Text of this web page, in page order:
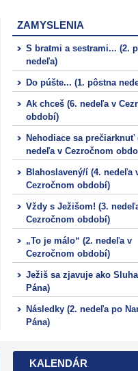
ZAMYSLENIA
S bratmi a sestrami... (2.
nedeľa)
Do púšte... (1. pôstna
Ak chceš (6. nedeľa v
období)
Nehodiace sa prečiarknuť
nedeľa v Cezročnom
Blahoslavený/í (4. nedeľa
Cezročnom období)
Vždy s Ježišom! (3.
Cezročnom období)
„To je málo“ (2. nedeľa v
Cezročnom období)
Ježiš sa zjavuje ako
Pána)
Následky (2. nedeľa po
Pána)
KALENDÁR